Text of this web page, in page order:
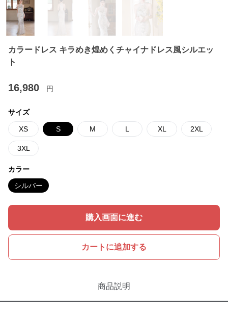
カラードレス キラめき煌めくチャイナドレス風シルエッ
ト
16,980 円
サイズ
XS S M L XL 2XL
3XL
カラー
シルバー
購入画面に進む
カートに追加する
商品説明